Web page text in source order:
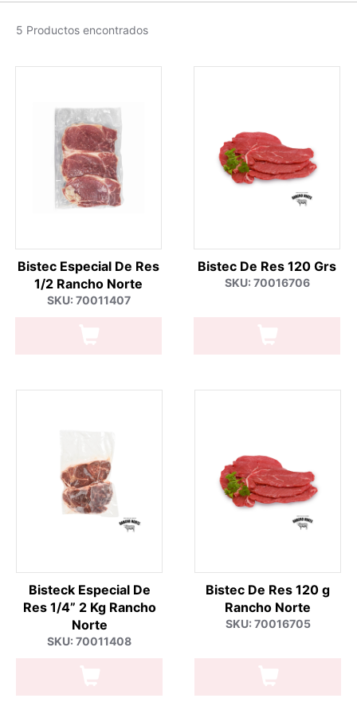
5 Productos encontrados
Bistec Especial De Res
1/2 Rancho Norte
SKU: 70011407
Bistec De Res 120 Grs
SKU: 70016706
Bisteck Especial De
Res 1/4” 2 Kg Rancho
Norte
SKU: 70011408
Bistec De Res 120 g
Rancho Norte
SKU: 70016705